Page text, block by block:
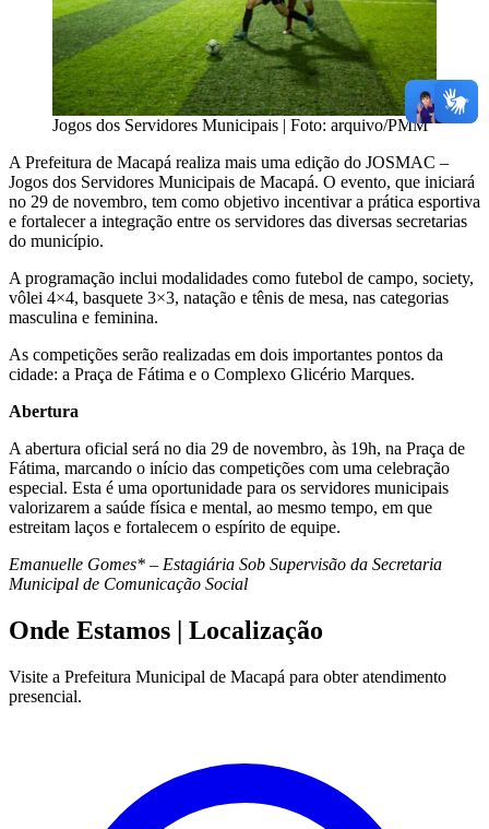
Jogos dos Servidores Municipais | Foto: arquivo/PMM
A Prefeitura de Macapá realiza mais uma edição do JOSMAC –
Jogos dos Servidores Municipais de Macapá. O evento, que iniciará
no 29 de novembro, tem como objetivo incentivar a prática esportiva
e fortalecer a integração entre os servidores das diversas secretarias
do município.
A programação inclui modalidades como futebol de campo, society,
vôlei 4×4, basquete 3×3, natação e tênis de mesa, nas categorias
masculina e feminina.
As competições serão realizadas em dois importantes pontos da
cidade: a Praça de Fátima e o Complexo Glicério Marques.
Abertura
A abertura oficial será no dia 29 de novembro, às 19h, na Praça de
Fátima, marcando o início das competições com uma celebração
especial. Esta é uma oportunidade para os servidores municipais
valorizarem a saúde física e mental, ao mesmo tempo, em que
estreitam laços e fortalecem o espírito de equipe.
Emanuelle Gomes* – Estagiária Sob Supervisão da Secretaria
Municipal de Comunicação Social
Onde Estamos | Localização
Visite a Prefeitura Municipal de Macapá para obter atendimento
presencial.